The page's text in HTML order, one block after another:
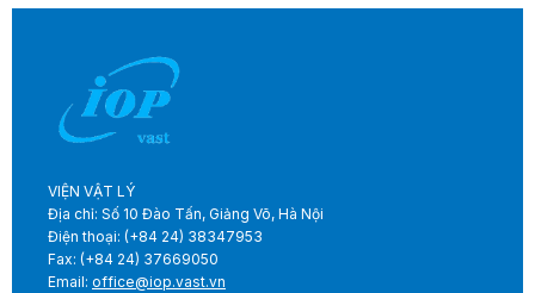
VIỆN VẬT LÝ
Địa chỉ: Số 10 Đào Tấn, Giảng Võ, Hà Nội
Điện thoại: (+84 24) 38347953
Fax: (+84 24) 37669050
Email: office@iop.vast.vn